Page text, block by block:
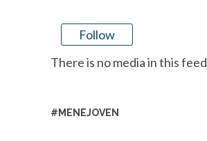
Follow
There is no media in this feed
#MENEJOVEN